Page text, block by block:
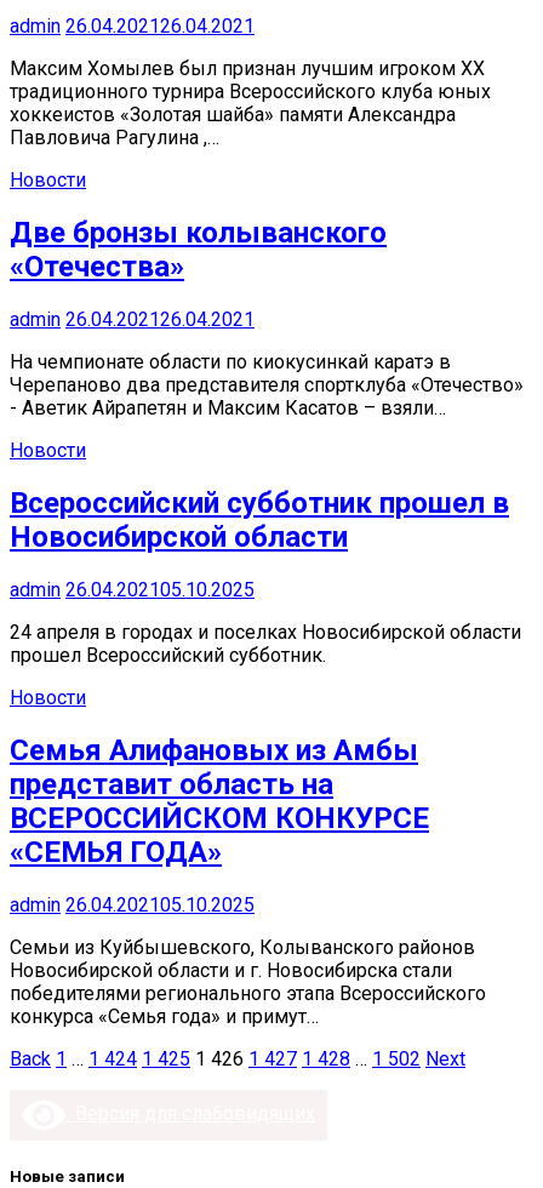
admin 26.04.202126.04.2021
Максим Хомылев был признан лучшим игроком ХХ
традиционного турнира Всероссийского клуба юных
хоккеистов «Золотая шайба» памяти Александра
Павловича Рагулина ,…
Новости
Две бронзы колыванского
«Отечества»
admin 26.04.202126.04.2021
На чемпионате области по киокусинкай каратэ в
Черепаново два представителя спортклуба «Отечество»
- Аветик Айрапетян и Максим Касатов – взяли…
Новости
Всероссийский субботник прошел в
Новосибирской области
admin 26.04.202105.10.2025
24 апреля в городах и поселках Новосибирской области
прошел Всероссийский субботник.
Новости
Семья Алифановых из Амбы
представит область на
ВСЕРОССИЙСКОМ КОНКУРСЕ
«СЕМЬЯ ГОДА»
admin 26.04.202105.10.2025
Семьи из Куйбышевского, Колыванского районов
Новосибирской области и г. Новосибирска стали
победителями регионального этапа Всероссийского
конкурса «Семья года» и примут…
Пагинация
Back 1 … 1 424 1 425 1 426 1 427 1 428 … 1 502 Next
Новые записи